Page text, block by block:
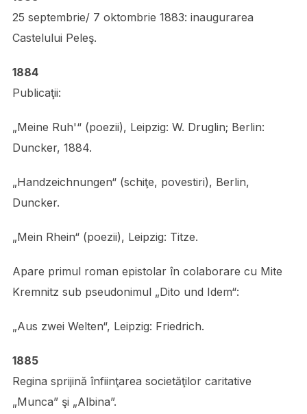
25 septembrie/ 7 oktombrie 1883: inaugurarea
Castelului Peleş.
1884
Publicaţii:
„Meine Ruh'“ (poezii), Leipzig: W. Druglin; Berlin:
Duncker, 1884.
„Handzeichnungen“ (schiţe, povestiri), Berlin,
Duncker.
„Mein Rhein“ (poezii), Leipzig: Titze.
Apare primul roman epistolar în colaborare cu Mite
Kremnitz sub pseudonimul „Dito und Idem“:
„Aus zwei Welten“, Leipzig: Friedrich.
1885
Regina sprijină înfiinţarea societăţilor caritative
„Munca” şi „Albina”.